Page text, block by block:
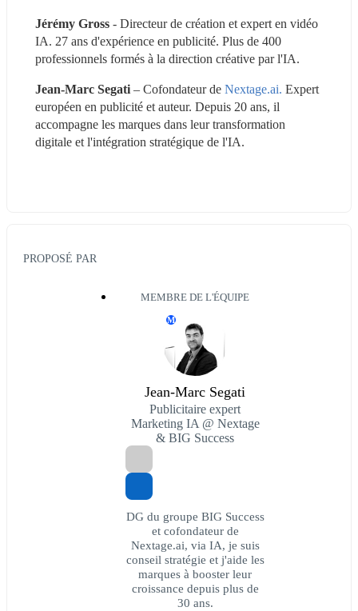
Jérémy Gross - Directeur de création et expert en vidéo
IA. 27 ans d'expérience en publicité. Plus de 400
professionnels formés à la direction créative par l'IA.
Jean-Marc Segati – Cofondateur de Nextage.ai. Expert
européen en publicité et auteur. Depuis 20 ans, il
accompagne les marques dans leur transformation
digitale et l'intégration stratégique de l'IA.
PROPOSÉ PAR
MEMBRE DE L'ÉQUIPE
M
Jean-Marc Segati
Publicitaire expert
Marketing IA @ Nextage
& BIG Success
DG du groupe BIG Success
et cofondateur de
Nextage.ai, via IA, je suis
conseil stratégie et j'aide les
marques à booster leur
croissance depuis plus de
30 ans.